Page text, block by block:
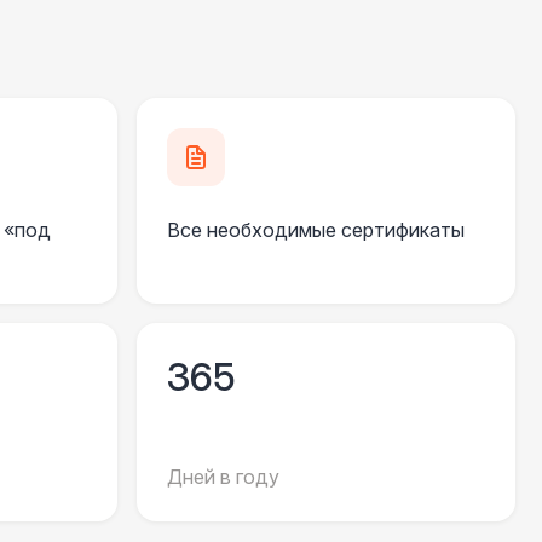
«под
Все необходимые сертификаты
365
Дней в году